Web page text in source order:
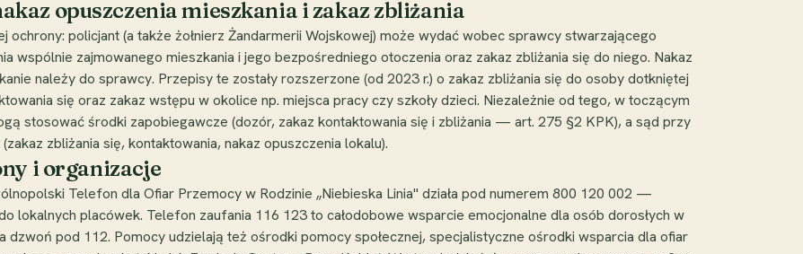
opuszczenia mieszkania i zakaz zbliżania
policjant (a także żołnierz Żandarmerii Wojskowej) może wydać wobec sprawcy stwarzającego
wspólnie zajmowanego mieszkania i jego bezpośredniego otoczenia oraz zakaz zbliżania się do niego. Nakaz
należy do sprawcy. Przepisy te zostały rozszerzone (od 2023 r.) o zakaz zbliżania się do osoby dotkniętej
się oraz zakaz wstępu w okolice np. miejsca pracy czy szkoły dzieci. Niezależnie od tego, w toczącym
stosować środki zapobiegawcze (dozór, zakaz kontaktowania się i zbliżania — art. 275 §2 KPK), a sąd przy
zbliżania się, kontaktowania, nakaz opuszczenia lokalu).
i organizacje
Telefon dla Ofiar Przemocy w Rodzinie „Niebieska Linia" działa pod numerem 800 120 002 —
lokalnych placówek. Telefon zaufania 116 123 to całodobowe wsparcie emocjonalne dla osób dorosłych w
dzwoń pod 112. Pomocy udzielają też ośrodki pomocy społecznej, specjalistyczne ośrodki wsparcia dla ofiar